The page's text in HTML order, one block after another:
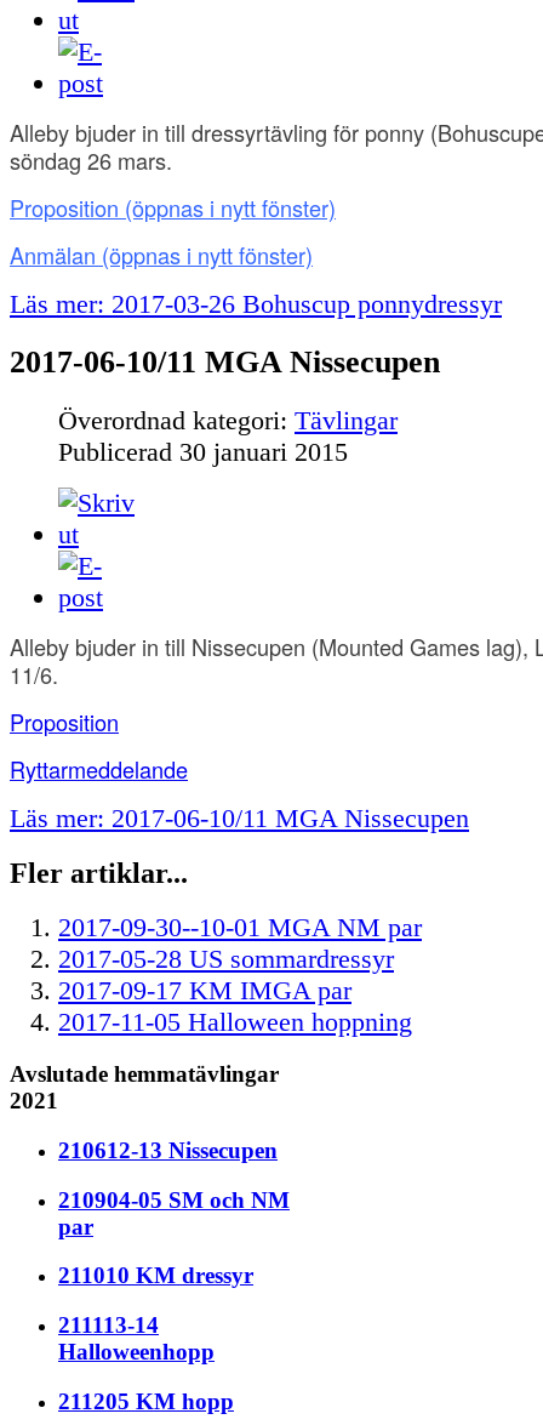
Alleby bjuder in till dressyrtävling för ponny
söndag 26 mars.
Proposition (öppnas i nytt fönster)
Anmälan (öppnas i nytt fönster)
Läs mer: 2017-03-26 Bohuscup ponnydressyr
2017-06-10/11 MGA Nissecupen
Överordnad kategori: Tävlingar
Publicerad 30 januari 2015
Alleby bjuder in till Nissecupen (Mounted Games lag),
11/6.
Proposition
Ryttarmeddelande
Läs mer: 2017-06-10/11 MGA Nissecupen
Fler artiklar...
2017-09-30--10-01 MGA NM par
2017-05-28 US sommardressyr
2017-09-17 KM IMGA par
2017-11-05 Halloween hoppning
Avslutade hemmatävlingar
2021
210612-13 Nissecupen
210904-05 SM och NM
par
211010 KM dressyr
211113-14
Halloweenhopp
211205 KM hopp